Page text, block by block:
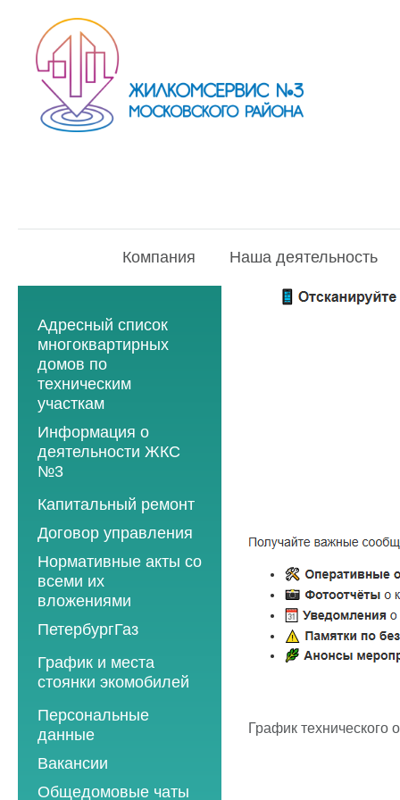
Компания Наша деятельность
Адресный список
многоквартирных
домов по
техническим
участкам
Информация о
деятельности ЖКС
№3
Программы
2013 год
2014 год
2015 год
2016 год
2017 год
2018 год
Капитальный ремонт
Договор управления
Нормативные акты со
всеми их
вложениями
ПетербургГаз
2018 год
2019 год
2020 год
2021 год
2022 год
График и места
стоянки экомобилей
2019 год
2020 год
2021 год
2022 год
Персональные
данные
Вакансии
Общедомовые чаты
График